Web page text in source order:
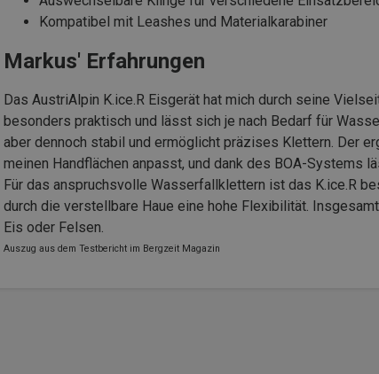
Kompatibel mit Leashes und Materialkarabiner
Markus' Erfahrungen
Das AustriAlpin K.ice.R Eisgerät hat mich durch seine
besonders praktisch und lässt sich je nach Bedarf für
aber dennoch stabil und ermöglicht präzises Klettern. Der
meinen Handflächen anpasst, und dank des BOA-Systems
Für das anspruchsvolle Wasserfallklettern ist das K.ice.R
durch die verstellbare Haue eine hohe Flexibilität.
Eis oder Felsen.
Auszug aus dem Testbericht im Bergzeit Magazin